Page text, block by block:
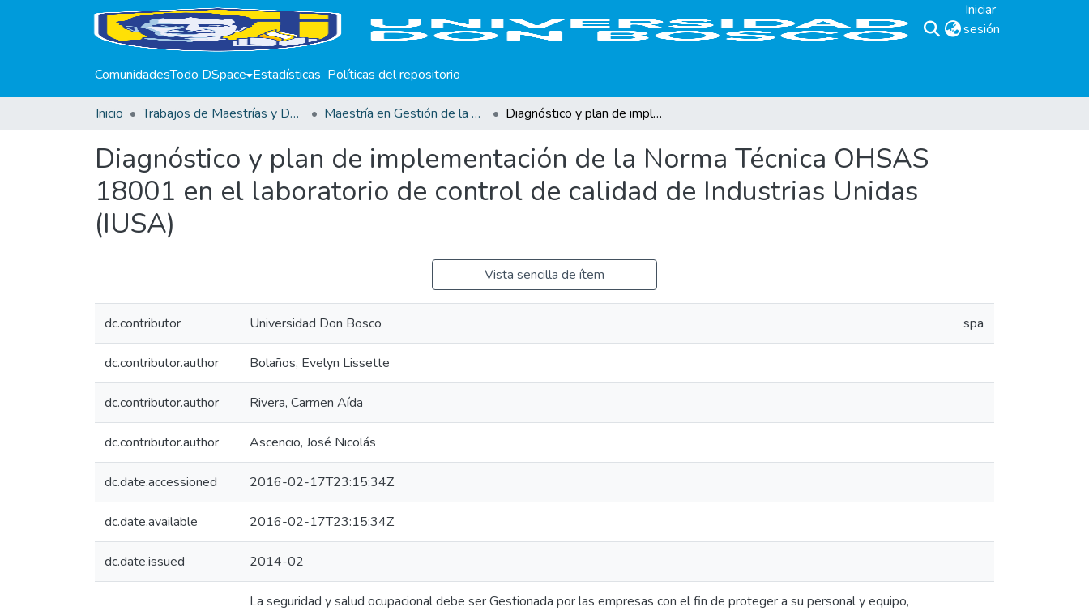
Iniciar
sesión
ComunidadesTodo DSpace Estadísticas Políticas del repositorio
Inicio Trabajos de Maestrías y Doctorados Maestría en Gestión de la Calidad Diagnóstico y plan de implementación de la Norma Técnica OHSAS 18001 en el laboratorio de control de calidad de Industrias Unidas (IUSA)
Diagnóstico y plan de implementación de la Norma Técnica OHSAS
18001 en el laboratorio de control de calidad de Industrias Unidas
(IUSA)
Vista sencilla de ítem
dc.contributor Universidad Don Bosco spa
dc.contributor.author Bolaños, Evelyn Lissette
dc.contributor.author Rivera, Carmen Aída
dc.contributor.author Ascencio, José Nicolás
dc.date.accessioned 2016-02-17T23:15:34Z
dc.date.available 2016-02-17T23:15:34Z
dc.date.issued 2014-02
La seguridad y salud ocupacional debe ser Gestionada por las empresas con el fin de proteger a su personal y equipo,